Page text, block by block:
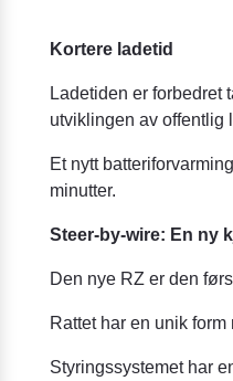
Kortere ladetid
Ladetiden er forbedret
utviklingen av offentlig
Et nytt
minutter.
Steer-by-wire: En ny
Den nye RZ er den
Rattet har en unik
Styringssystemet har